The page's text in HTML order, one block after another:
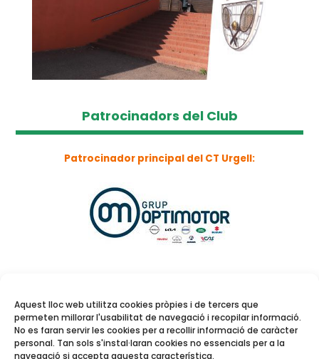
Aquest lloc web utilitza cookies pròpies i de tercers que
permeten millorar l'usabilitat de navegació i recopilar informació.
No es faran servir les cookies per a recollir informació de caràcter
personal. Tan sols s'instal·laran cookies no essencials per a la
navegació si accepta aquesta característica.
Patrocinadors del Club
Patrocinador principal del CT Urgell: